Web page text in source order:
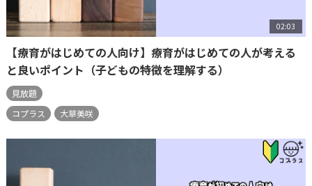
02:03
【療育がはじめての人向け】療育がはじめての人が考える
と良いポイント（子どもの特徴を理解する）
見放題
コプラス
大草美咲